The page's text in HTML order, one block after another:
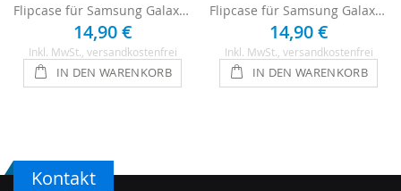
Flipcase für Samsung Galaxy A3 2016 - Hellbraun
14,90 €
Inkl. MwSt. , versandkostenfrei
IN DEN WARENKORB
Flipcase für Samsung Galaxy A3 2016 - Dunkelbraun
14,90 €
Inkl. MwSt. , versandkostenfrei
IN DEN WARENKORB
Kontakt